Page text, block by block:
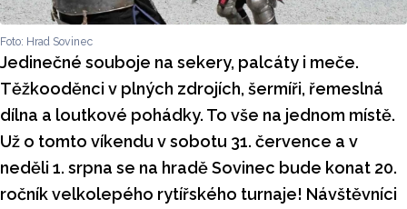
Foto: Hrad Sovinec
Jedinečné souboje na sekery, palcáty i meče.
Těžkooděnci v plných zdrojích, šermíři, řemeslná
dílna a loutkové pohádky. To vše na jednom místě.
Už o tomto víkendu v sobotu 31. července a v
neděli 1. srpna se na hradě Sovinec bude konat 20.
ročník velkolepého rytířského turnaje! Návštěvníci